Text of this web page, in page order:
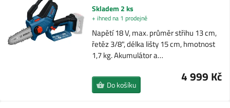
Skladem 2 ks
+ ihned na 1 prodejně
Napětí 18 V, max. průměr střihu 13 cm,
řetěz 3/8", délka lišty 15 cm, hmotnost
1,7 kg. Akumulátor a…
4 999 Kč
Do košíku